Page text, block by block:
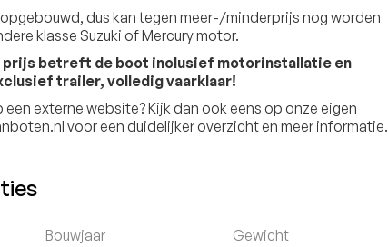
dus kan tegen meer-/minderprijs nog worden
klasse Suzuki of Mercury motor.
prijs betreft de boot inclusief motorinstallatie en
trailer, volledig vaarklaar!
externe website? Kijk dan ook eens op onze eigen
voor een duidelijker overzicht en meer informatie.
Bouwjaar Gewicht